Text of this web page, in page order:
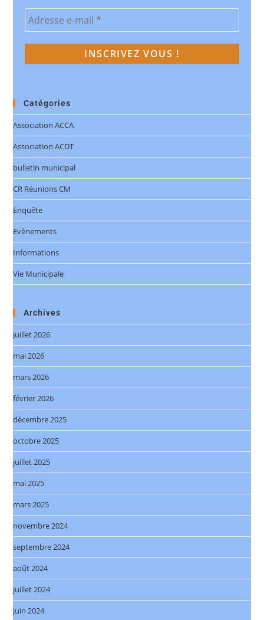
Catégories
Association ACCA
Association ACDT
bulletin municipal
CR Réunions CM
Enquête
Evènements
Informations
Vie Municipale
Archives
juillet 2026
mai 2026
mars 2026
février 2026
décembre 2025
octobre 2025
juillet 2025
mai 2025
mars 2025
novembre 2024
septembre 2024
août 2024
juillet 2024
juin 2024